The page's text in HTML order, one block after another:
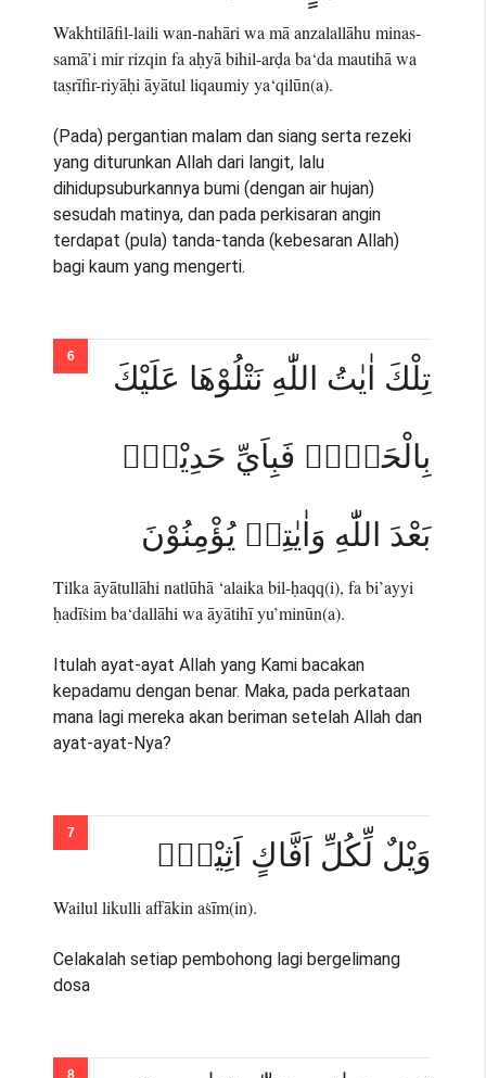
Wakhtilāfil-laili wan-nahāri wa mā anzalallāhu minas-
samā’i mir rizqin fa aḥyā bihil-arḍa ba‘da mautihā wa
taṣrīfir-riyāḥi āyātul liqaumiy ya‘qilūn(a).
(Pada) pergantian malam dan siang serta rezeki
yang diturunkan Allah dari langit, lalu
dihidupsuburkannya bumi (dengan air hujan)
sesudah matinya, dan pada perkisaran angin
terdapat (pula) tanda-tanda (kebesaran Allah)
bagi kaum yang mengerti.
تِلْكَ اٰيٰتُ اللّٰهِ نَتْلُوْهَا عَلَيْكَ
بِالْحَقِّۚ فَبِاَيِّ حَدِيْثٍۢ
بَعْدَ اللّٰهِ وَاٰيٰتِهٖ يُؤْمِنُوْنَ
Tilka āyātullāhi natlūhā ‘alaika bil-ḥaqq(i), fa bi’ayyi
ḥadīṡim ba‘dallāhi wa āyātihī yu’minūn(a).
Itulah ayat-ayat Allah yang Kami bacakan
kepadamu dengan benar. Maka, pada perkataan
mana lagi mereka akan beriman setelah Allah dan
ayat-ayat-Nya?
وَيْلٌ لِّكُلِّ اَفَّاكٍ اَثِيْمٍۙ
Wailul likulli affākin aṡīm(in).
Celakalah setiap pembohong lagi bergelimang
dosa